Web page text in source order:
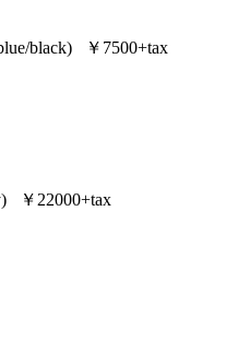
black) ￥7500+tax
￥22000+tax